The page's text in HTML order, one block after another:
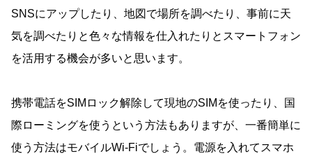
SNSにアップしたり、地図で場所を調べたり、事前に天
気を調べたりと色々な情報を仕入れたりとスマートフォン
を活用する機会が多いと思います。
携帯電話をSIMロック解除して現地のSIMを使ったり、国
際ローミングを使うという方法もありますが、一番簡単に
使う方法はモバイルWi-Fiでしょう。電源を入れてスマホ